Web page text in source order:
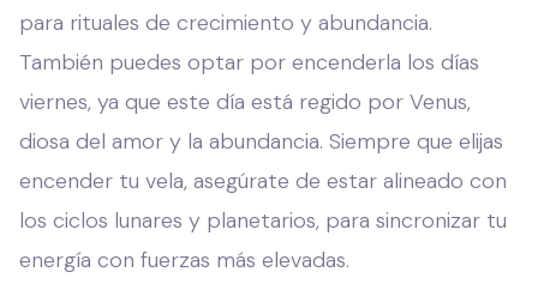
para rituales de crecimiento y abundancia.
También puedes optar por encenderla los días
viernes, ya que este día está regido por Venus,
diosa del amor y la abundancia. Siempre que elijas
encender tu vela, asegúrate de estar alineado con
los ciclos lunares y planetarios, para sincronizar tu
energía con fuerzas más elevadas.